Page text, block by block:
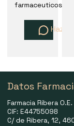
farmaceuticos
Haz
Datos
Farmacia Ribera O.E.
CIF: E44755098
C/ de Ribera, 12,